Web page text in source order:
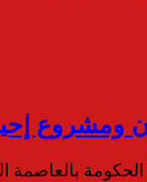
ومشروع